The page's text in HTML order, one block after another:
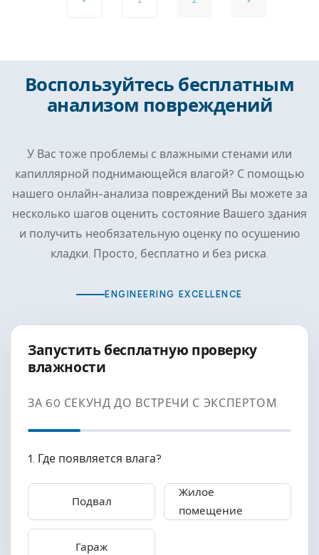
Воспользуйтесь бесплатным
анализом повреждений
У Вас тоже проблемы с влажными стенами или
капиллярной поднимающейся влагой? С помощью
нашего онлайн-анализа повреждений Вы можете за
несколько шагов оценить состояние Вашего здания
и получить необязательную оценку по осушению
кладки. Просто, бесплатно и без риска.
ENGINEERING EXCELLENCE
Запустить бесплатную проверку
влажности
ЗА 60 СЕКУНД ДО ВСТРЕЧИ С ЭКСПЕРТОМ
1. Где появляется влага?
Подвал
Жилое
помещение
Гараж